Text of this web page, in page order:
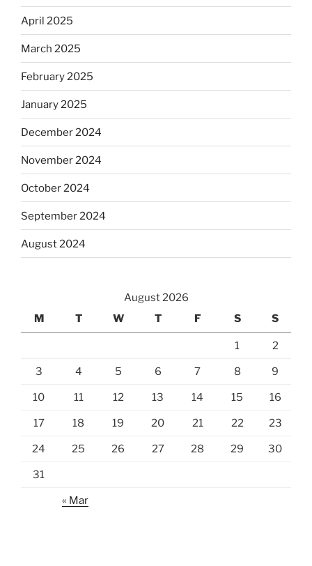
April 2025
March 2025
February 2025
January 2025
December 2024
November 2024
October 2024
September 2024
August 2024
August 2026
M
T W T F S S
1 2
3 4 5 6 7 8 9
10 11 12 13 14 15 16
17 18 19 20 21 22 23
24 25 26 27 28 29 30
31
« Mar